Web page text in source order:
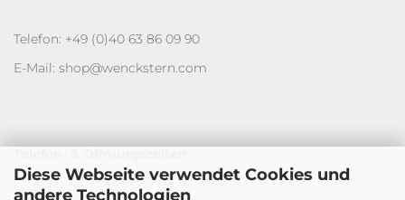
Diese Webseite verwendet Cookies und
andere Technologien
Telefon: +49 (0)40 63 86 09 90
E-Mail: shop@wenckstern.com
Montag - Donnerstag: 09:00 - 16:00 Uhr